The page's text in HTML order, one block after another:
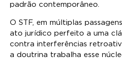
padrão contemporâneo.
O STF, em múltiplas
ato jurídico perfeito a uma
contra interferências
a doutrina trabalha esse